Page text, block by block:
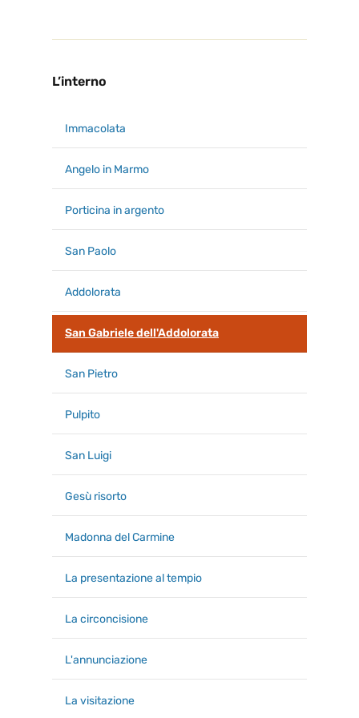
L’interno
Immacolata
Angelo in Marmo
Porticina in argento
San Paolo
Addolorata
San Gabriele dell'Addolorata
San Pietro
Pulpito
San Luigi
Gesù risorto
Madonna del Carmine
La presentazione al tempio
La circoncisione
L'annunciazione
La visitazione